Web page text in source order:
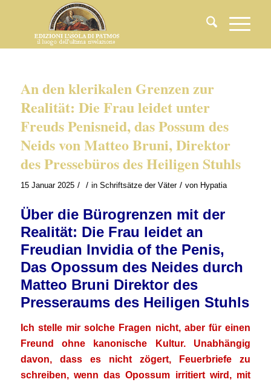
An den klerikalen Grenzen zur
Realität: Die Frau leidet unter
Freuds Penisneid, das Possum des
Neids von Matteo Bruni, Direktor
des Pressebüros des Heiligen Stuhls
15 Januar 2025 / / in Schriftsätze der Väter / von Hypatia
Über die Bürogrenzen mit der
Realität: Die Frau leidet an
Freudian Invidia of the Penis,
Das Opossum des Neides durch
Matteo Bruni Direktor des
Presseraums des Heiligen Stuhls
Ich stelle mir solche Fragen nicht, aber für einen
Freund ohne kanonische Kultur. Unabhängig
davon, dass es nicht zögert, Feuerbriefe zu
schreiben, wenn das Opossum irritiert wird, mit